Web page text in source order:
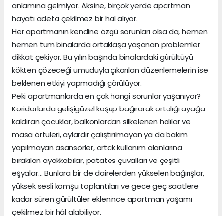
anlamına gelmiyor. Aksine, birçok yerde apartman
hayatı adeta çekilmez bir hal alıyor.
Her apartmanın kendine özgü sorunları olsa da, hemen
hemen tüm binalarda ortaklaşa yaşanan problemler
dikkat çekiyor. Bu yılın başında binalardaki gürültüyü
kökten çözeceği umuduyla çıkarılan düzenlemelerin ise
beklenen etkiyi yapmadığı görülüyor.
Peki apartmanlarda en çok hangi sorunlar yaşanıyor?
Koridorlarda gelişigüzel koşup bağırarak ortalığı ayağa
kaldıran çocuklar, balkonlardan silkelenen halılar ve
masa örtüleri, aylardır çalıştırılmayan ya da bakım
yapılmayan asansörler, ortak kullanım alanlarına
bırakılan ayakkabılar, patates çuvalları ve çeşitli
eşyalar… Bunlara bir de dairelerden yükselen bağırışlar,
yüksek sesli komşu toplantıları ve gece geç saatlere
kadar süren gürültüler eklenince apartman yaşamı
çekilmez bir hâl alabiliyor.